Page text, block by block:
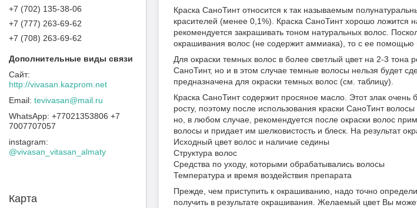
Краска СаноТинт относится к так называемым
красителей (менее 0,1%). Краска СаноТинт хорошо ложится
рекомендуется закрашивать тоном натуральных волос.
окрашивания волос (не содержит аммиака), то с ее помощью
Для окраски темных волос в более светлый цвет на 2-3 тона
СаноТинт, но и в этом случае темные волосы нельзя будет
предназначена для окраски темных волос (см. таблицу).
Краска СаноТинт содержит просяное масло. Этот злак очень
росту, поэтому после использования краски СаноТинт
но, в любом случае, рекомендуется после окраски волос
волосы и придает им шелковистость и блеск. На результат
Исходный цвет волос и наличие седины
Структура волос
Средства по уходу, которыми обрабатывались волосы
Температура и время воздействия препарата
Прежде, чем приступить к окрашиванию, надо точно
получить в результате окрашивания. Желаемый цвет Вы
+7 (702) 135-38-06
+7 (777) 263-69-62
+7 (708) 263-69-62
http://vivasan.kazprom.net
tevivasan@mail.ru
+77021353806 +7
7007707057
instagram
@vivasan_vitasan_almaty
Карта